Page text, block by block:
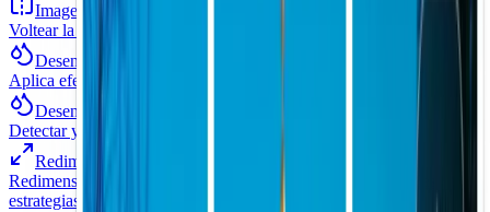
Imagen
Voltear la imagen horizontal y verticalmente
Desenfoque de imagen
Aplica efectos de desenfoque a las imágenes seleccionadas
Desenfoque facial
Detectar y difuminar rostros seleccionados en una imagen
Redimensionador de imágenes
Redimensiona imágenes individuales o por lotes con múltiples
estrategias de redimensionamiento